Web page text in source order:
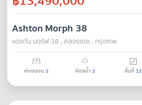
Ashton Morph 38
แอชตัน มอร์ฟ 38 , คลองเตย , กรุงเทพ
ห้องนอน 2 ห้องน้ำ2 ชั้นที่ 12